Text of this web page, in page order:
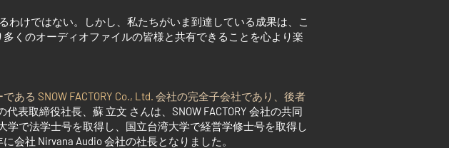
わけではない。しかし、私たちがいま到達している成果は、こ
くのオーディオファイルの皆様と共有できることを心より楽
ある SNOW FACTORY Co., Ltd. 会社の完全子会社であり、後者
代表取締役社長、蘇 立文 さんは、 SNOW FACTORY 会社の共同
で法学士号を取得し、国立台湾大学で経営学修士号を取得し
に会社 Nirvana Audio会社の社長となりました。